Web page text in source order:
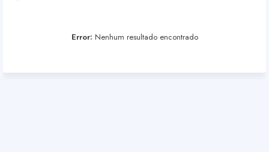
Error: Nenhum resultado encontrado